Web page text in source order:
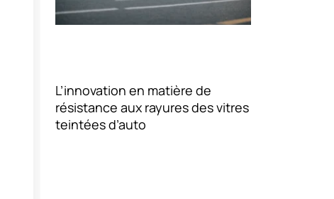
L’innovation en matière de
résistance aux rayures des vitres
teintées d’auto